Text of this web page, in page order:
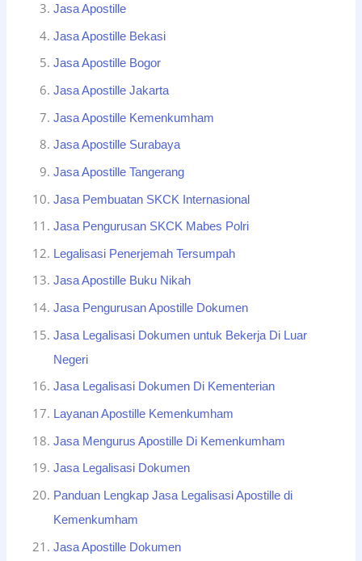
Jasa Apostille
Jasa Apostille Bekasi
Jasa Apostille Bogor
Jasa Apostille Jakarta
Jasa Apostille Kemenkumham
Jasa Apostille Surabaya
Jasa Apostille Tangerang
Jasa Pembuatan SKCK Internasional
Jasa Pengurusan SKCK Mabes Polri
Legalisasi Penerjemah Tersumpah
Jasa Apostille Buku Nikah
Jasa Pengurusan Apostille Dokumen
Jasa Legalisasi Dokumen untuk Bekerja Di Luar
Negeri
Jasa Legalisasi Dokumen Di Kementerian
Layanan Apostille Kemenkumham
Jasa Mengurus Apostille Di Kemenkumham
Jasa Legalisasi Dokumen
Panduan Lengkap Jasa Legalisasi Apostille di
Kemenkumham
Jasa Apostille Dokumen